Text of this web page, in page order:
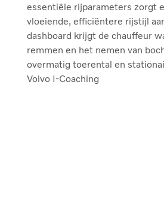
essentiële rijparameters zorgt
vloeiende, efficiëntere rijstijl
dashboard krijgt de chauffeur
remmen en het nemen van
overmatig toerental en
Volvo I-Coaching